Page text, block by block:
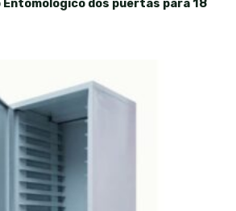
dos puertas para 18